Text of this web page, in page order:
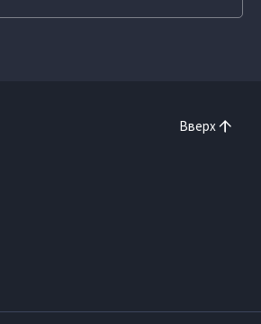
Вверх